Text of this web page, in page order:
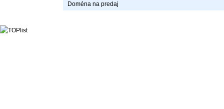
Doména na predaj